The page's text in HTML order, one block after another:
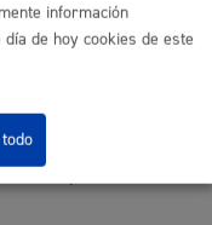
información
de hoy cookies de este